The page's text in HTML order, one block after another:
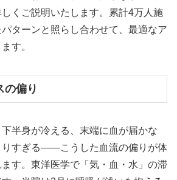
くご説明いたします。累計4万人施
ターンと照らし合わせて、最適なア
す。
偏り
下半身が冷える、末端に血が届かな
りすぎる——こうした血流の偏りが体
す。東洋医学で「気・血・水」の滞